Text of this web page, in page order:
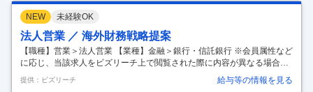
■拠点で発生する広範囲の事務業務（預金や諸届書類準備、融資事務の
記帳や管理、総務事務） ■会議運営、進捗・計数管理など取りまとめ業
務 ■必要に応じてメールや電話等によるお客さまとの折衝 【キャリアパ
ス】 ご本人が希望する場合は入社後に他領域職種へ挑戦することも可能
…
NEW 未経験OK
法人営業 ／ 海外財務戦略提案
【職種】営業＞法人営業 【業種】金融＞銀行・信託銀行 ※会員属性など
に応じ、当該求人をビズリーチ上で閲覧された際に内容が異なる場合が
あります 大企業の海外展開サポートやそれに際しての資金投下提案、ク
ロスボーダーM&Aに関連した各種提案（資金投下、FX、PMI等）、大企
提供：ビズリーチ 給与等の情報を見る